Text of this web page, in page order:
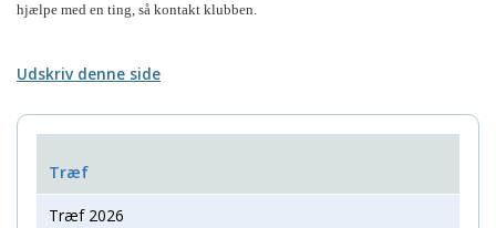
hjælpe med en ting, så kontakt klubben.
Udskriv denne side
Træf
Træf 2026